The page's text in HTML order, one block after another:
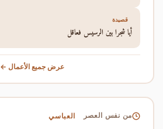
قصيدة
أيا شجرا بين الرسيس فعاقل
عرض جميع الأعمال ←
من نفس العصر العباسي